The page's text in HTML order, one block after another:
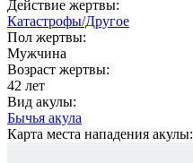
Действие жертвы:
Катастрофы/Другое
Пол жертвы:
Мужчина
Возраст жертвы:
42 лет
Вид акулы:
Бычья акула
Карта места нападения акулы: